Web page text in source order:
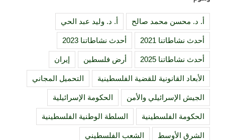
أ. د. محسن محمد صالح أ. د. وليد عبد الحي
أحدث نشاطاتنا 2021 أحدث نشاطاتنا 2023
أحدث نشاطاتنا 2025 أرض فلسطين إيران
الأبعاد القانونية للقضية الفلسطينية التحميل المجاني
الجيش الإسرائيلي والأمن الحكومة الإسرائيلية
الحكومة الفلسطينية السلطة الوطنية الفلسطينية
الشرق الأوسط الشعب الفلسطيني